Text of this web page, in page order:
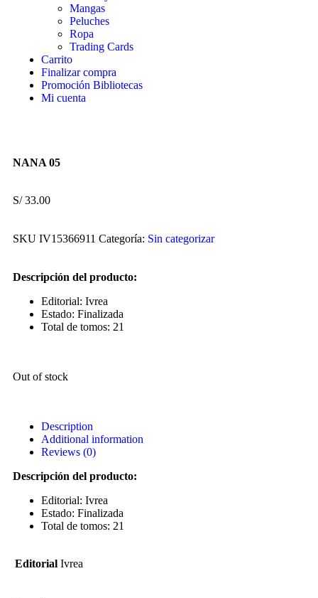
Mangas
Peluches
Ropa
Trading Cards
Carrito
Finalizar compra
Promoción Bibliotecas
Mi cuenta
NANA 05
S/33.00
SKU IV15366911 Categoría: Sin categorizar
Descripción del producto:
Editorial: Ivrea
Estado: Finalizada
Total de tomos: 21
Out of stock
Description
Additional information
Reviews (0)
Descripción del producto:
Editorial: Ivrea
Estado: Finalizada
Total de tomos: 21
Editorial Ivrea